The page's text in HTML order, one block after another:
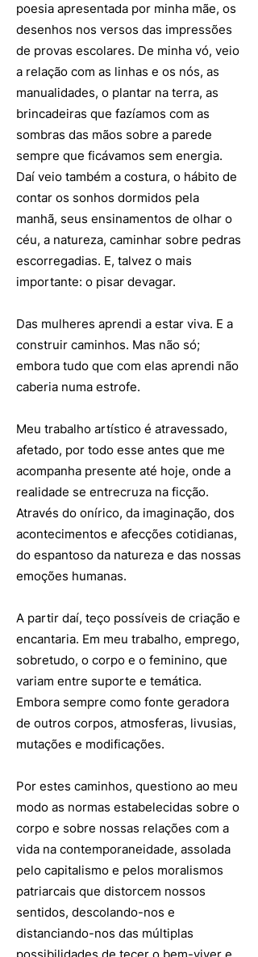
poesia apresentada por minha mãe, os
desenhos nos versos das impressões
de provas escolares. De minha vó, veio
a relação com as linhas e os nós, as
manualidades, o plantar na terra, as
brincadeiras que fazíamos com as
sombras das mãos sobre a parede
sempre que ficávamos sem energia.
Daí veio também a costura, o hábito de
contar os sonhos dormidos pela
manhã, seus ensinamentos de olhar o
céu, a natureza, caminhar sobre pedras
escorregadias. E, talvez o mais
importante: o pisar devagar.
Das mulheres aprendi a estar viva. E a
construir caminhos. Mas não só;
embora tudo que com elas aprendi não
caberia numa estrofe.
Meu trabalho artístico é atravessado,
afetado, por todo esse antes que me
acompanha presente até hoje, onde a
realidade se entrecruza na ficção.
Através do onírico, da imaginação, dos
acontecimentos e afecções cotidianas,
do espantoso da natureza e das nossas
emoções humanas.
A partir daí, teço possíveis de criação e
encantaria. Em meu trabalho, emprego,
sobretudo, o corpo e o feminino, que
variam entre suporte e temática.
Embora sempre como fonte geradora
de outros corpos, atmosferas, livusias,
mutações e modificações.​
Por estes caminhos, questiono ao meu
modo as normas estabelecidas sobre o
corpo e sobre nossas relações com a
vida na contemporaneidade, assolada
pelo capitalismo e pelos moralismos
patriarcais que distorcem nossos
sentidos, descolando-nos e
distanciando-nos das múltiplas